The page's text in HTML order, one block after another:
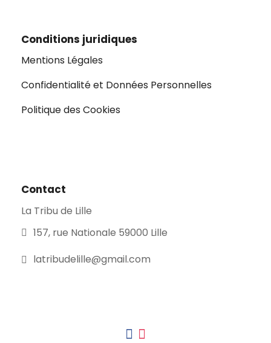
Conditions juridiques
Mentions Légales
Confidentialité et Données Personnelles
Politique des Cookies
Contact
La Tribu de Lille
157, rue Nationale 59000 Lille
latribudelille@gmail.com